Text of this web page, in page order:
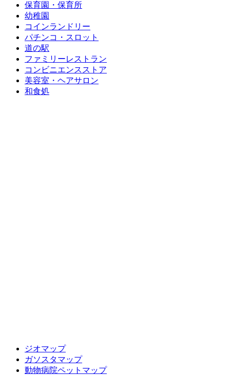
保育園・保育所
幼稚園
コインランドリー
パチンコ・スロット
道の駅
ファミリーレストラン
コンビニエンスストア
美容室・ヘアサロン
和食処
ジオマップ
ガソスタマップ
動物病院ペットマップ